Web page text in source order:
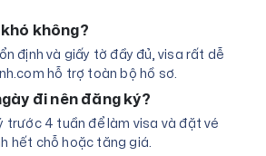
không?
định và giấy tờ đầy đủ, visa rất dễ
hỗ trợ toàn bộ hồ sơ.
đi nên đăng ký?
trước 4 tuần để làm visa và đặt vé
hết chỗ hoặc tăng giá.